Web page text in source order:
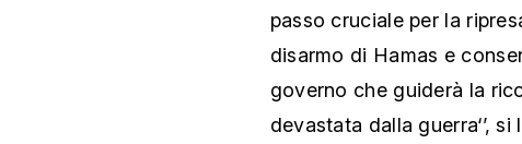
passo cruciale per la
disarmo di Hamas e
governo che guiderà la
devastata dalla guerra‘’,